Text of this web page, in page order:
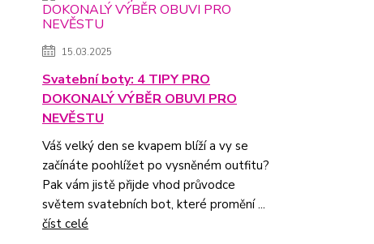
15.03.2025
Svatební boty: 4 TIPY PRO
DOKONALÝ VÝBĚR OBUVI PRO
NEVĚSTU
Váš velký den se kvapem blíží a vy se
začínáte poohlížet po vysněném outfitu?
Pak vám jistě přijde vhod průvodce
světem svatebních bot, které promění ...
číst celé